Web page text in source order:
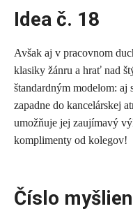
Idea č. 18
Avšak aj v pracovnom
klasiky žánru a hrať nad
štandardným modelom:
zapadne do kancelárskej
umožňuje jej zaujímavý
komplimenty od kolegov!
Číslo